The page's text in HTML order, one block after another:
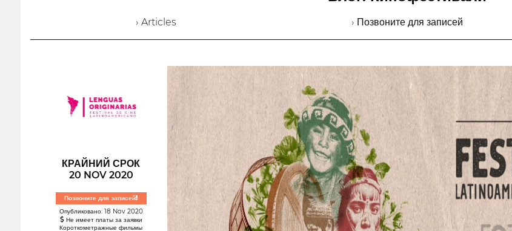
› Articles › Позвоните для записей
КРАЙНИЙ СРОК
20 NOV 2020
Позвоните для записей!
Опубликовано: 18 Nov 2020
Не имеет платы за заявки
Короткометражные фильмы